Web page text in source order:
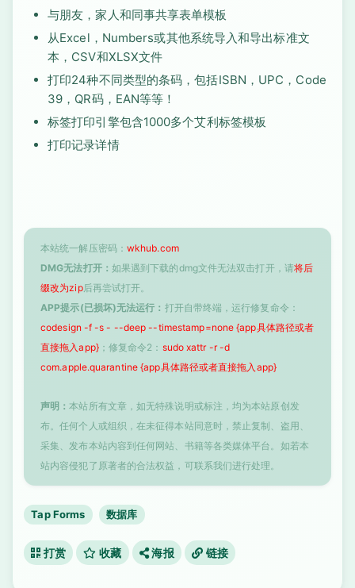
与朋友，家人和同事共享表单模板
从Excel，Numbers或其他系统导入和导出标准文
本，CSV和XLSX文件
打印24种不同类型的条码，包括ISBN，UPC，Code
39，QR码，EAN等等！
标签打印引擎包含1000多个艾利标签模板
打印记录详情
本站统一解压密码： wkhub.com
DMG无法打开： 如果遇到下载的dmg文件无法双击打开，请将后
缀改为zip后再尝试打开。
APP提示(已损坏)无法运行： 打开自带终端，运行修复命令：
codesign -f -s - --deep --timestamp=none {app具体路径或者
直接拖入app}；修复命令2： sudo xattr -r -d
com.apple.quarantine {app具体路径或者直接拖入app}
声明：本站所有文章，如无特殊说明或标注，均为本站原创发
布。任何个人或组织，在未征得本站同意时，禁止复制、盗用、
采集、发布本站内容到任何网站、书籍等各类媒体平台。如若本
站内容侵犯了原著者的合法权益，可联系我们进行处理。
Tap Forms 数据库
打赏 收藏 海报 链接